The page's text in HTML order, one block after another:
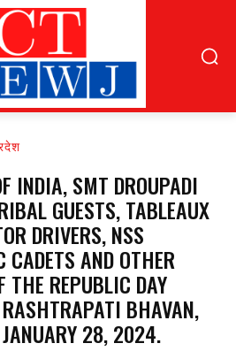
INDIA, SMT DROUPADI
GUESTS, TABLEAUX
DRIVERS, NSS
CADETS AND OTHER
THE REPUBLIC DAY
BHAVAN,
28, 2024.